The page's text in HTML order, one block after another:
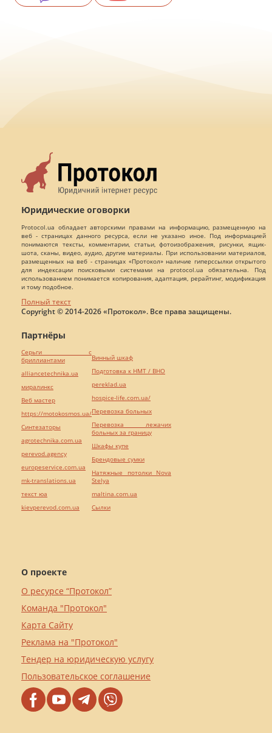
Юридические оговорки
Protocol.ua обладает авторскими правами на информацию, размещенную на
веб - страницах данного ресурса, если не указано иное. Под информацией
понимаются тексты, комментарии, статьи, фотоизображения, рисунки, ящик-
шота, сканы, видео, аудио, другие материалы. При использовании материалов,
размещенных на веб - страницах «Протокол» наличие гиперссылки открытого
для индексации поисковыми системами на protocol.ua обязательна. Под
использованием понимается копирования, адаптация, рерайтинг, модификация
и тому подобное.
Полный текст
Copyright © 2014-2026 «Протокол». Все права защищены.
О проекте
О ресурсе “Протокол”
Команда "Протокол"
Карта Сайту
Реклама на "Протокол"
Тендер на юридическую услугу
Пользовательское соглашение
Партнёры
Серьги с
бриллиантами
alliancetechnika.ua
миралинкс
Веб мастер
https://motokosmos.ua/
Синтезаторы
agrotechnika.com.ua
perevod.agency
europeservice.com.ua
mk-translations.ua
текст юа
kievperevod.com.ua
Винный шкаф
Подготовка к НМТ / ВНО
pereklad.ua
hospice-life.com.ua/
Перевозка больных
Перевозка лежачих
больных за границу
Шкафы купе
Брендовые сумки
Натяжные потолки Nova
Stelya
maltina.com.ua
Cылки